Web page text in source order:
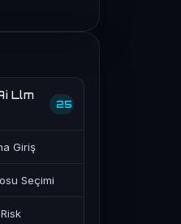
Llm
25
Giriş
Seçimi